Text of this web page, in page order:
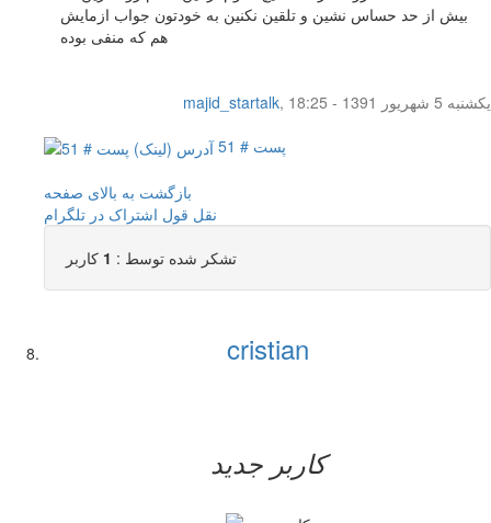
بیش از حد حساس نشین و تلقین نکنین به خودتون جواب ازمایش
هم که منفی بوده
majid_startalk,
یکشنبه 5 شهریور 1391 - 18:25
پست # 51
بازگشت به بالای صفحه
نقل قول اشتراک در تلگرام
تشکر شده توسط : 1 کاربر
cristian
کاربر جدید